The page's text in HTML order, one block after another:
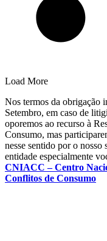
Load More
Nos termos da obrigação
Setembro, em caso de
oporemos ao recurso à
Consumo, mas
nesse sentido por o
entidade especialmente
CNIACC – Centro
Conflitos de Consumo